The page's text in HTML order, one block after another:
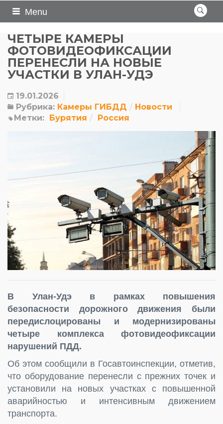
Menu
ЧЕТЫРЕ КАМЕРЫ
ФОТОВИДЕОФИКСАЦИИ
ПЕРЕНЕСЛИ НА НОВЫЕ
УЧАСТКИ В УЛАН-УДЭ
19.01.2026
Рубрика: Камеры ГИБДД
Новости
Метки: Бурятия Россия
В Улан-Удэ в рамках повышения
безопасности дорожного движения были
передислоцированы и модернизированы
четыре комплекса фотовидеофиксации
нарушений ПДД.
Об этом сообщили в Госавтоинспекции, отметив,
что оборудование перенесли с прежних точек и
установили на новых участках с повышенной
аварийностью и интенсивным движением
транспорта.